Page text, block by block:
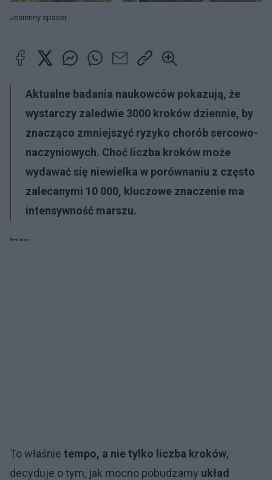
Jesienny spacer
Aktualne badania naukowców pokazują, że
wystarczy zaledwie 3000 kroków dziennie, by
znacząco zmniejszyć ryzyko chorób sercowo-
naczyniowych. Choć liczba kroków może
wydawać się niewielka w porównaniu z często
zalecanymi 10 000, kluczowe znaczenie ma
intensywność marszu.
Reklama:
To właśnie tempo, a nie tylko liczba kroków,
decyduje o tym, jak mocno pobudzamy układ